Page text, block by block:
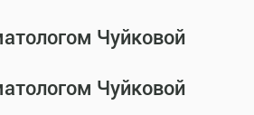
Чуйковой
Чуйковой